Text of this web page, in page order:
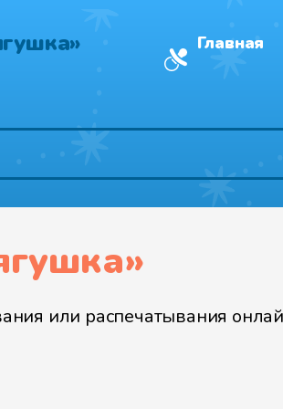
Главная
или распечатывания